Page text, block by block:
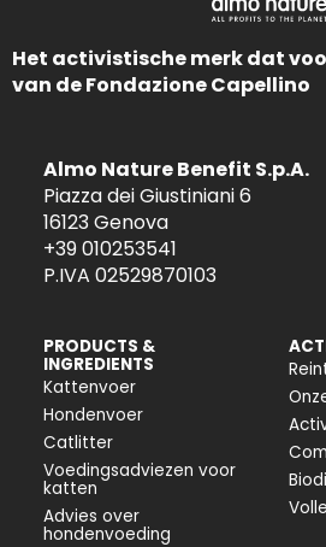
Het activistische merk dat
van de Fondazione Capellino
Almo Nature Benefit S.p.A.
Piazza dei Giustiniani 6
16123 Genova
+39 010253541
P.IVA 02529870103
PRODUCTS &
INGREDIENTS
Kattenvoer
Hondenvoer
Catlitter
Voedingsadviezen voor
katten
Advies over
hondenvoeding